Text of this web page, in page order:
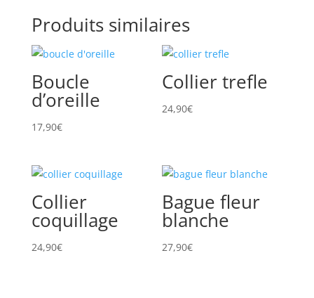
Produits similaires
Boucle
d’oreille
17,90€
Collier trefle
24,90€
Collier
coquillage
24,90€
Bague fleur
blanche
27,90€